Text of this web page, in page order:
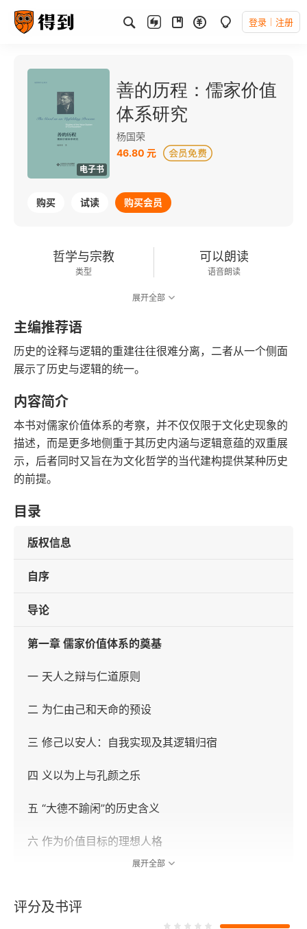
登录 注册
电子书
善的历程：儒家价值
体系研究
杨国荣
46.80 元
购买 试读 购买会员
哲学与宗教
类型
可以朗读
语音朗读
展开全部
主编推荐语
历史的诠释与逻辑的重建往往很难分离，二者从一个侧面
展示了历史与逻辑的统一。
内容简介
本书对儒家价值体系的考察，并不仅仅限于文化史现象的
描述，而是更多地侧重于其历史内涵与逻辑意蕴的双重展
示，后者同时又旨在为文化哲学的当代建构提供某种历史
的前提。
目录
版权信息
自序
导论
第一章 儒家价值体系的奠基
一 天人之辩与仁道原则
二 为仁由己和天命的预设
三 修己以安人：自我实现及其逻辑归宿
四 义以为上与孔颜之乐
五 “大德不踰闲”的历史含义
六 作为价值目标的理想人格
第二章 从孔子到孟子
展开全部
评分及书评